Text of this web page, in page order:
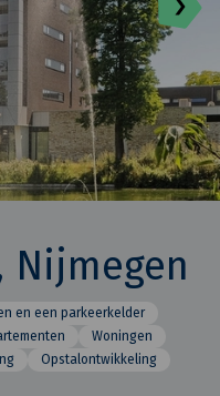
Nijmegen
en een parkeerkelder
Woningen
Opstalontwikkeling